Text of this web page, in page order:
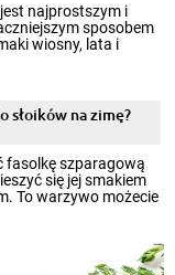
najprostszym i
sposobem
wiosny, lata i
nimi oko w sezonie
cieplejszych
słoików ze
zachować świeżość
słoików na zimę?
fasolkę szparagową
się jej smakiem
To warzywo możecie